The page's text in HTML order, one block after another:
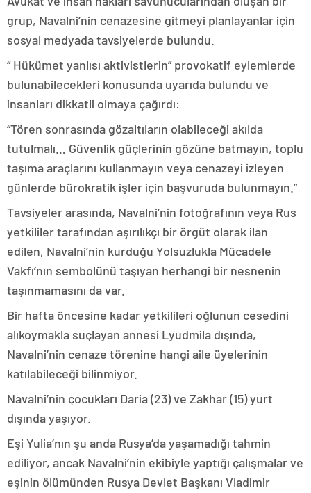
grup, Navalni’nin cenazesine gitmeyi planlayanlar için
sosyal medyada tavsiyelerde bulundu.
“ Hükümet yanlısı aktivistlerin” provokatif eylemlerde
bulunabilecekleri konusunda uyarıda bulundu ve
insanları dikkatli olmaya çağırdı:
“Tören sonrasında gözaltıların olabileceği akılda
tutulmalı… Güvenlik güçlerinin gözüne batmayın, toplu
taşıma araçlarını kullanmayın veya cenazeyi izleyen
günlerde bürokratik işler için başvuruda bulunmayın.”
Tavsiyeler arasında, Navalni’nin fotoğrafının veya Rus
yetkililer tarafından aşırılıkçı bir örgüt olarak ilan
edilen, Navalni’nin kurduğu Yolsuzlukla Mücadele
Vakfı’nın sembolünü taşıyan herhangi bir nesnenin
taşınmamasını da var.
Bir hafta öncesine kadar yetkilileri oğlunun cesedini
alıkoymakla suçlayan annesi Lyudmila dışında,
Navalni’nin cenaze törenine hangi aile üyelerinin
katılabileceği bilinmiyor.
Navalni’nin çocukları Daria (23) ve Zakhar (15) yurt
dışında yaşıyor.
Eşi Yulia’nın şu anda Rusya’da yaşamadığı tahmin
ediliyor, ancak Navalni’nin ekibiyle yaptığı çalışmalar ve
eşinin ölümünden Rusya Devlet Başkanı Vladimir